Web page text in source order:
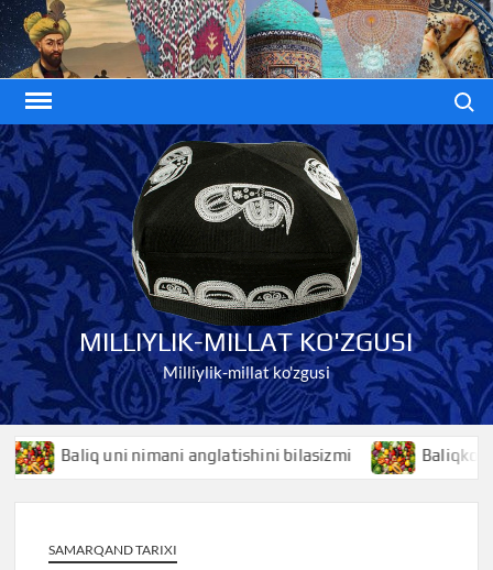
Skip
to
content
MILLIYLIK-MILLAT KO'ZGUSI
Milliylik-millat ko'zgusi
nimani anglatishini bilasizmi Baliqko’z nimani
SAMARQAND TARIXI